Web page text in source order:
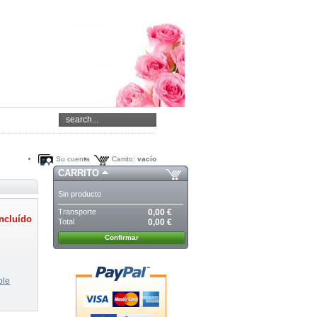
Carrito: vacío
Su cuenta
CARRITO
Sin producto
Transporte 0,00 €
Total 0,00 €
Confirmar